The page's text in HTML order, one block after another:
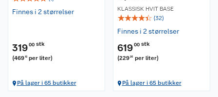
Finnes i 2 størrelser
31900 stk
(46912 per liter)
På lager i 65 butikker
KLASSISK HVIT BASE
☆☆☆☆☆ (32)
Finnes i 2 størrelser
61900 stk
(22926 per liter)
På lager i 65 butikker